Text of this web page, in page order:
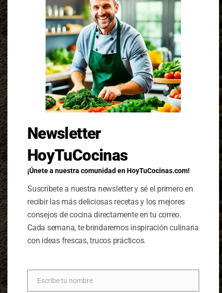
disponibles , y en segundos, obtendrás una
receta personalizadapara ti.
Además, puedesdescargar las recetas en
formato PDFcon unnombre personalizado
¡Ahorra tiempo y dinero mientras descubres
nuevas ideas de cocinacada día!
Introduce tus ingredientes
separados por coma (,):
Newsletter
HoyTuCocinas
¡Únete a nuestra comunidad en HoyTuCocinas.com!
Suscríbete a nuestra newsletter y sé el primero en
recibir las más deliciosas recetas y los mejores
consejos de cocina directamente en tu correo.
Cada semana, te brindaremos inspiración culinaria
con ideas frescas, trucos prácticos.
Nombre
Escribe tu nombre